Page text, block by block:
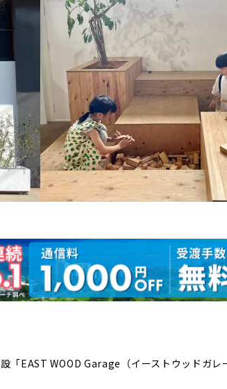
EAST WOOD Garage（イーストウッドガレ